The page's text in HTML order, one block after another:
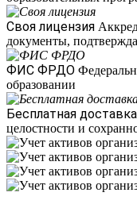
Своя лицензия
документы,
ФИС ФРДО
образовании
Бесплатная доставка
целостности и